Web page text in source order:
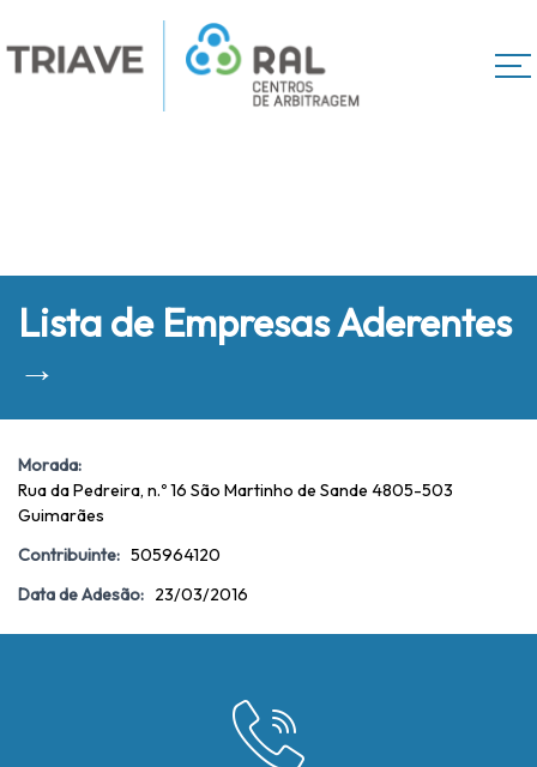
Lista de Empresas Aderentes
→
Morada:
Rua da Pedreira, n.º 16 São Martinho de Sande 4805-503
Guimarães
Contribuinte: 505964120
Data de Adesão: 23/03/2016